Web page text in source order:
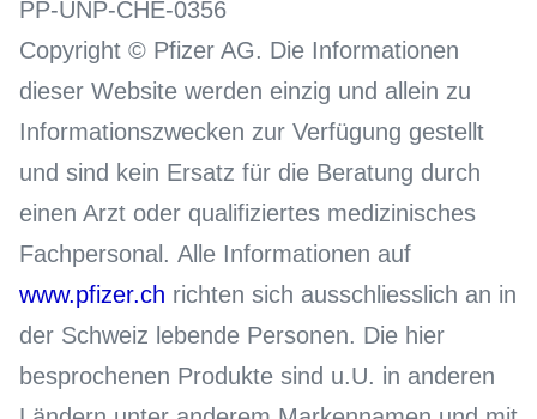
PP-UNP-CHE-0356
Copyright © Pfizer AG. Die Informationen
dieser Website werden einzig und allein zu
Informationszwecken zur Verfügung gestellt
und sind kein Ersatz für die Beratung durch
einen Arzt oder qualifiziertes medizinisches
Fachpersonal. Alle Informationen auf
www.pfizer.ch richten sich ausschliesslich an in
der Schweiz lebende Personen. Die hier
besprochenen Produkte sind u.U. in anderen